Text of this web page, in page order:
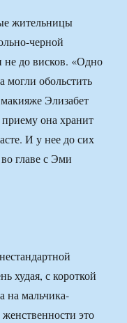
жительницы
черной
до висков. «Одно
могли обольстить
Элизабет
она хранит
И у нее до сих
главе с Эми
худая, с короткой
на мальчика-
это